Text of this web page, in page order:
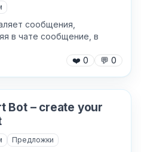
сообщения,
в чате сообщение, в
❤️ 0 💬 0
Bot – create your
Предложки